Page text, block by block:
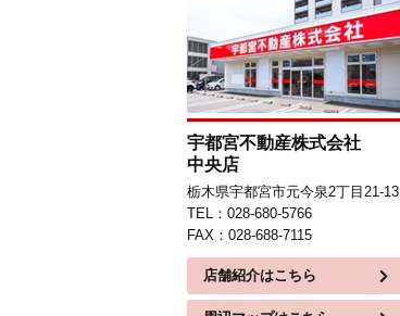
宇都宮不動産株式会社
中央店
栃木県宇都宮市元今泉2丁目21-13
TEL：028-680-5766
FAX：028-688-7115
店舗紹介はこちら